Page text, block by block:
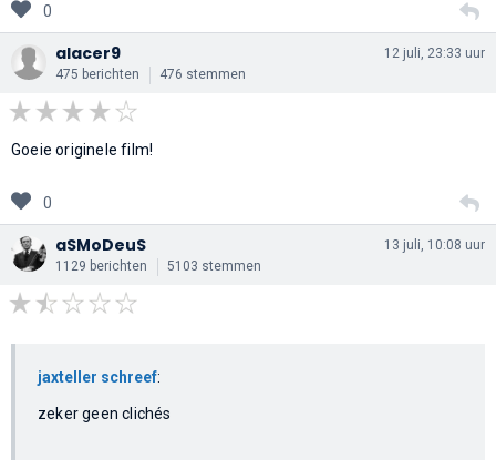
0
alacer9
475 berichten 476 stemmen
12 juli, 23:33 uur
Goeie originele film!
0
aSMoDeuS
1129 berichten 5103 stemmen
13 juli, 10:08 uur
jaxteller schreef:
zeker geen clichés